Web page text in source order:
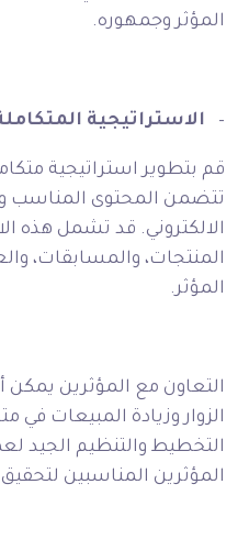
المؤثر وجمهوره.
– الاستراتيجية
قم بتطوير استراتيجية
تتضمن المحتوى المناسب
الالكتروني. قد تشمل هذه
المنتجات، والمسابقات،
المؤثر.
التعاون مع المؤثرين يمكن
الزوار وزيادة المبيعات في
التخطيط والتنظيم الجيد
المؤثرين المناسبين